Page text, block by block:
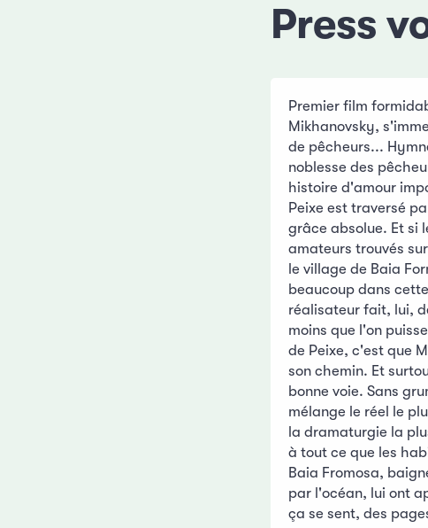
Press
Premier film
Mikhanovsky,
de pêcheurs...
noblesse des
histoire d'amour
Peixe est traversé
grâce absolue. Et si
amateurs trouvés
le village de Baia
beaucoup dans
réalisateur fait, lui,
moins que l'on
de Peixe, c'est que
son chemin. Et
bonne voie. Sans
mélange le réel le
la dramaturgie la
à tout ce que les
Baia Fromosa,
par l'océan, lui ont
ça se sent, des